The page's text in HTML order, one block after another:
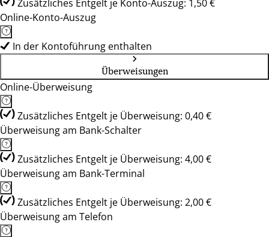
Zusätzliches Entgelt je Konto-Auszug: 1,50 €
Online-Konto-Auszug
In der Kontoführung enthalten
Überweisungen
Online-Überweisung
Zusätzliches Entgelt je Überweisung: 0,40 €
Überweisung am Bank-Schalter
Zusätzliches Entgelt je Überweisung: 4,00 €
Überweisung am Bank-Terminal
Zusätzliches Entgelt je Überweisung: 2,00 €
Überweisung am Telefon